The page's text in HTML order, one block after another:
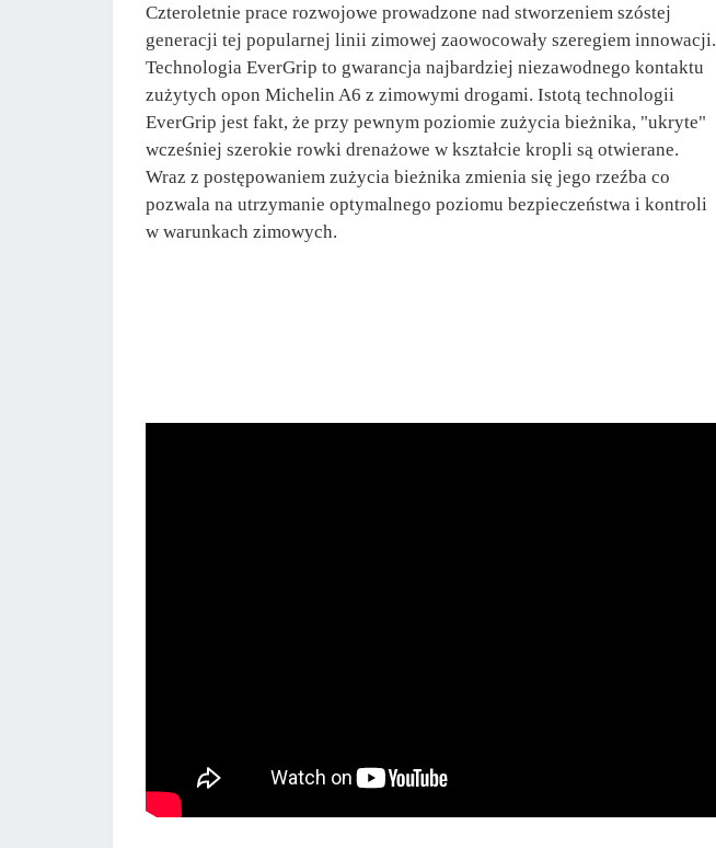
Czteroletnie prace rozwojowe prowadzone nad stworzeniem szóstej
generacji tej popularnej linii zimowej zaowocowały szeregiem innowacji.
Technologia EverGrip to gwarancja najbardziej niezawodnego kontaktu
zużytych opon Michelin A6 z zimowymi drogami. Istotą technologii
EverGrip jest fakt, że przy pewnym poziomie zużycia bieżnika, "ukryte"
wcześniej szerokie rowki drenażowe w kształcie kropli są otwierane.
Wraz z postępowaniem zużycia bieżnika zmienia się jego rzeźba co
pozwala na utrzymanie optymalnego poziomu bezpieczeństwa i kontroli
w warunkach zimowych.